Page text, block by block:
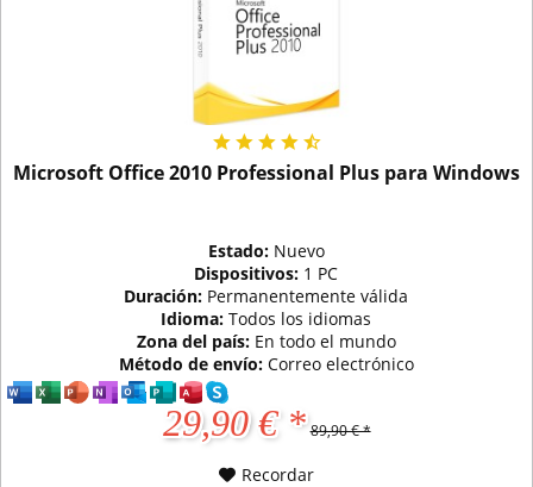
Microsoft Office 2010 Professional Plus para Windows
Estado: Nuevo
Dispositivos: 1 PC
Duración: Permanentemente válida
Idioma:Todos los idiomas
Zona del país: En todo el mundo
Método de envío: Correo electrónico
29,90 € * 89,90 € *
Recordar